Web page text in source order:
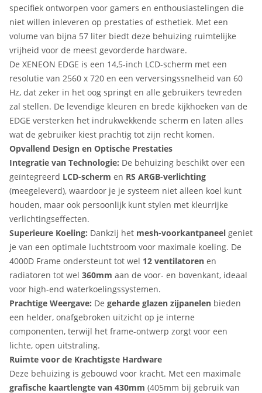
specifiek ontworpen voor gamers en enthousiastelingen die
niet willen inleveren op prestaties of esthetiek. Met een
volume van bijna 57 liter biedt deze behuizing ruimtelijke
vrijheid voor de meest gevorderde hardware.
De XENEON EDGE is een 14,5-inch LCD-scherm met een
resolutie van 2560 x 720 en een verversingssnelheid van 60
Hz, dat zeker in het oog springt en alle gebruikers tevreden
zal stellen. De levendige kleuren en brede kijkhoeken van de
EDGE versterken het indrukwekkende scherm en laten alles
wat de gebruiker kiest prachtig tot zijn recht komen.
Opvallend Design en Optische Prestaties
Integratie van Technologie: De behuizing beschikt over een
geïntegreerd LCD-scherm en RS ARGB-verlichting
(meegeleverd), waardoor je je systeem niet alleen koel kunt
houden, maar ook persoonlijk kunt stylen met kleurrijke
verlichtingseffecten.
Superieure Koeling: Dankzij het mesh-voorkantpaneel geniet
je van een optimale luchtstroom voor maximale koeling. De
4000D Frame ondersteunt tot wel 12 ventilatoren en
radiatoren tot wel 360mm aan de voor- en bovenkant, ideaal
voor high-end waterkoelingssystemen.
Prachtige Weergave: De geharde glazen zijpanelen bieden
een helder, onafgebroken uitzicht op je interne
componenten, terwijl het frame-ontwerp zorgt voor een
lichte, open uitstraling.
Ruimte voor de Krachtigste Hardware
Deze behuizing is gebouwd voor kracht. Met een maximale
grafische kaartlengte van 430mm (405mm bij gebruik van